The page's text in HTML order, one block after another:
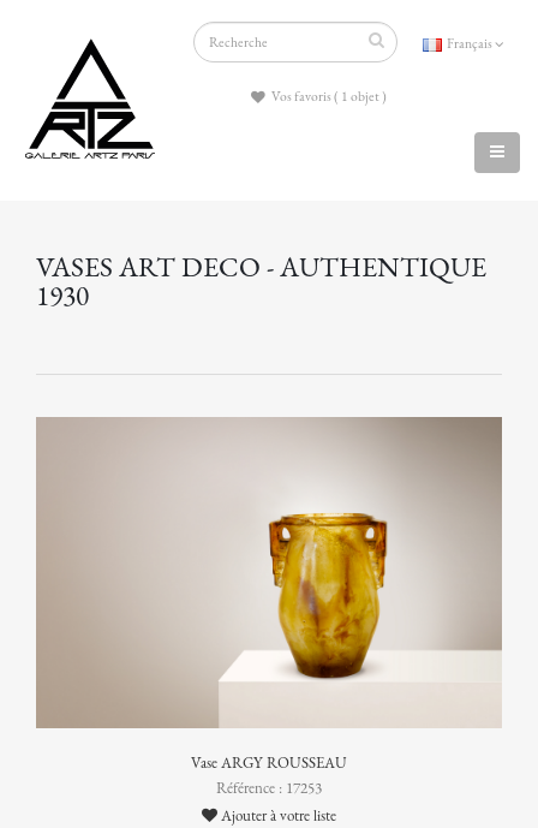
Français
Vos favoris ( 1 objet )
VASES ART DECO - AUTHENTIQUE
1930
Vase ARGY ROUSSEAU
Référence : 17253
Ajouter à votre liste